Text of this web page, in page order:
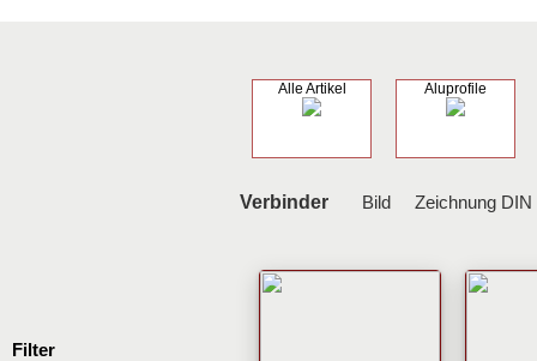
Alle Artikel Aluprofile
Verbinder Bild Zeichnung
Filter